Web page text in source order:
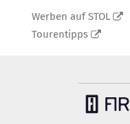
Werben auf STOL
Tourentipps